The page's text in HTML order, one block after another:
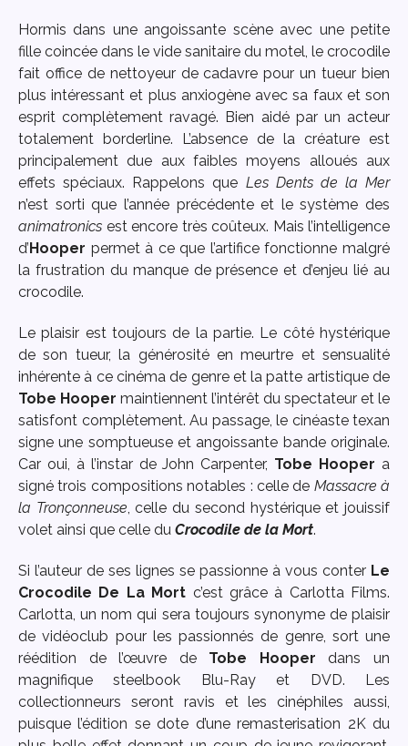
Hormis dans une angoissante scène avec une petite
fille coincée dans le vide sanitaire du motel, le crocodile
fait office de nettoyeur de cadavre pour un tueur bien
plus intéressant et plus anxiogène avec sa faux et son
esprit complètement ravagé. Bien aidé par un acteur
totalement borderline. L’absence de la créature est
principalement due aux faibles moyens alloués aux
effets spéciaux. Rappelons que Les Dents de la Mer
n’est sorti que l’année précédente et le système des
animatronics est encore très coûteux. Mais l’intelligence
d’ Hooper permet à ce que l’artifice fonctionne malgré
la frustration du manque de présence et d’enjeu lié au
crocodile.
Le plaisir est toujours de la partie. Le côté hystérique
de son tueur, la générosité en meurtre et sensualité
inhérente à ce cinéma de genre et la patte artistique de
Tobe Hooper maintiennent l’intérêt du spectateur et le
satisfont complètement. Au passage, le cinéaste texan
signe une somptueuse et angoissante bande originale.
Car oui, à l’instar de John Carpenter, Tobe Hooper a
signé trois compositions notables : celle de Massacre à
la Tronçonneuse, celle du second hystérique et jouissif
volet ainsi que celle du Crocodile de la Mort.
Si l’auteur de ses lignes se passionne à vous conter Le
Crocodile De La Mort c’est grâce à Carlotta Films.
Carlotta, un nom qui sera toujours synonyme de plaisir
de vidéoclub pour les passionnés de genre, sort une
réédition de l’œuvre de Tobe Hooper dans un
magnifique steelbook Blu-Ray et DVD. Les
collectionneurs seront ravis et les cinéphiles aussi,
puisque l’édition se dote d’une remasterisation 2K du